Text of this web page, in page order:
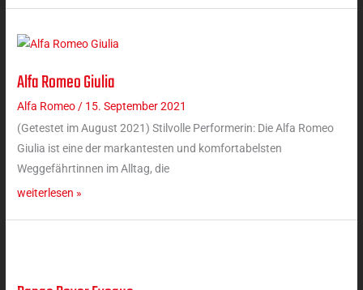
Alfa Romeo Giulia
Alfa Romeo / 15. September 2021
(Getestet im August 2021) Stilvolle Performerin: Die Alfa Romeo
Giulia ist eine der markantesten und komfortabelsten
Weggefährtinnen im Alltag, die
Alfa
Romeo
weiterlesen »